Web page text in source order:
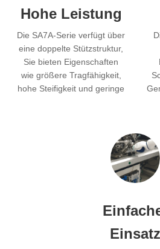
Hohe Leistung
Die SA7A-Serie verfügt über
eine doppelte Stützstruktur,
Sie bieten Eigenschaften
wie größere Tragfähigkeit,
hohe Steifigkeit und geringe
Einsatz